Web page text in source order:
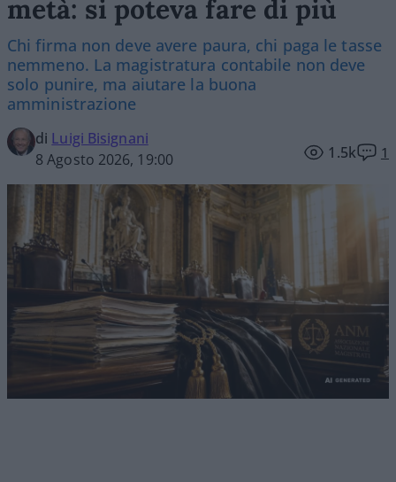
metà: si poteva fare di più
Chi firma non deve avere paura, chi paga le tasse
nemmeno. La magistratura contabile non deve
solo punire, ma aiutare la buona
amministrazione
di Luigi Bisignani
8 Agosto 2026, 19:00
1.5k 1